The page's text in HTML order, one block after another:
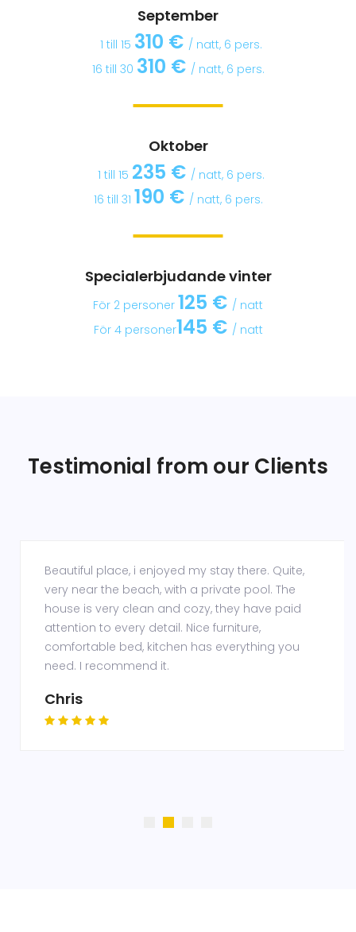
September
1 till 15 310 € / natt, 6 pers.
16 till 30 310 € / natt, 6 pers.
Oktober
1 till 15 235 € / natt, 6 pers.
16 till 31 190 € / natt, 6 pers.
Specialerbjudande vinter
För 2 personer 125 € / natt
För 4 personer145 € / natt
Testimonial from our Clients
Beautiful place, i enjoyed my stay there. Quite,
very near the beach, with a private pool. The
house is very clean and cozy, they have paid
attention to every detail. Nice furniture,
comfortable bed, kitchen has everything you
need. I recommend it.
Chris